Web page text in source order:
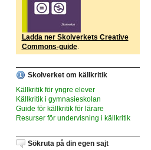
Ladda ner Skolverkets Creative
Commons-guide.
Skolverket om källkritik
Källkritik för yngre elever
Källkritik i gymnasieskolan
Guide för källkritik för lärare
Resurser för undervisning i källkritik
Sökruta på din egen sajt